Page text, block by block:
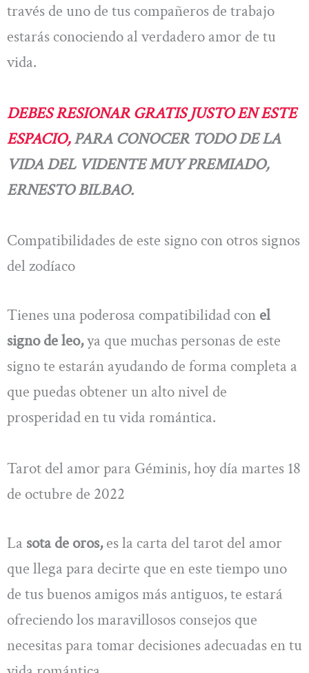
través de uno de tus compañeros de trabajo
estarás conociendo al verdadero amor de tu
vida.
DEBES RESIONAR GRATIS JUSTO EN ESTE
ESPACIO,PARA CONOCER TODO DE LA
VIDA DEL VIDENTE MUY PREMIADO,
ERNESTO BILBAO.
Compatibilidades de este signo con otros signos
del zodíaco
Tienes una poderosa compatibilidad con el
signo de leo,ya que muchas personas de este
signo te estarán ayudando de forma completa a
que puedas obtener un alto nivel de
prosperidad en tu vida romántica.
Tarot del amor para Géminis, hoy día martes 18
de octubre de 2022
La sota de oros,es la carta del tarot del amor
que llega para decirte que en este tiempo uno
de tus buenos amigos más antiguos, te estará
ofreciendo los maravillosos consejos que
necesitas para tomar decisiones adecuadas en tu